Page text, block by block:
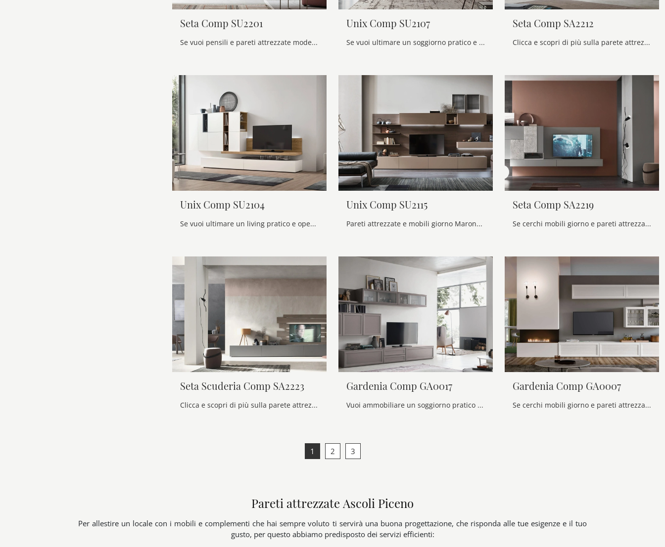
Seta Comp SU2201
Se vuoi pensili e pareti attrezzate moderne, opta per il modello Seta Comp SU2201 di Maronese: clicca e ottieni informazioni!
Unix Comp SU2107
Se vuoi ultimare un soggiorno pratico e operativo dalle linee moderne, ti presentiamo la parete attrezzata Unix Comp SU2107 Maronese.
Seta Comp SA2212
Clicca e scopri di più sulla parete attrezzata Seta Comp SA2212 della firma Maronese: è la soluzione dalle linee moderne ideale per te.
Unix Comp SU2104
Se vuoi ultimare un living pratico e operativo dalle linee moderne, ecco a te la parete attrezzata Unix Comp SU2104 Maronese.
Unix Comp SU2115
Pareti attrezzate e mobili giorno Maronese: clicca e scopri il modello Unix Comp SU2115 e potrai impreziosire stanze moderne di ogni tipo.
Seta Comp SA2219
Se cerchi mobili giorno e pareti attrezzate moderne, scegli il modello Seta Comp SA2219 di Maronese: clicca e scopri di più!
Seta Scuderia Comp SA2223
Clicca e scopri di più sulla parete attrezzata Seta Scuderia Comp SA2223 dell'azienda Maronese: è la soluzione dalle linee moderne perfetta per te.
Gardenia Comp GA0017
Vuoi ammobiliare un soggiorno pratico e dinamico? Ti presentiamo la parete attrezzata Gardenia Comp GA0017 Maronese dalle linee decise classiche.
Gardenia Comp GA0007
Se cerchi mobili giorno e pareti attrezzate classiche, scegli il modello Gardenia Comp GA0007 di Maronese: clicca e ottieni informazioni!
1 2 3
Pareti attrezzate Ascoli Piceno
Per allestire un locale con i mobili e complementi che hai sempre voluto ti servirà una buona progettazione, che risponda alle tue esigenze e il tuo
gusto, per questo abbiamo predisposto dei servizi efficienti: